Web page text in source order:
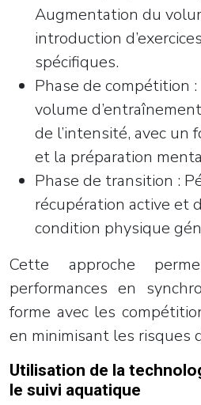
Augmentation du
introduction
spécifiques.
Phase de compétition
volume
de l’intensité, avec un
et la préparation
Phase de transition :
récupération active et
condition physique
Cette approche
performances en
forme avec les
en minimisant les risques
Utilisation de la
le suivi aquatique